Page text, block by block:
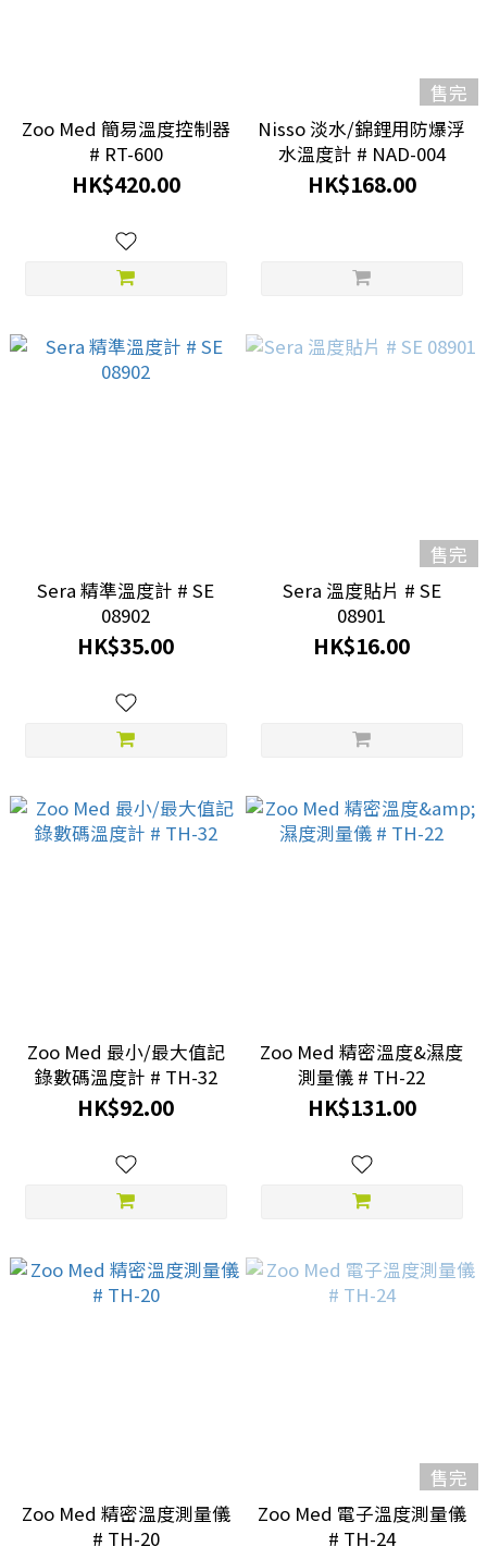
Zoo Med 簡易溫度控制器
# RT-600
HK$420.00
售完
Nisso 淡水/錦鋰用防爆浮
水溫度計 # NAD-004
HK$168.00
Sera 精準溫度計 # SE
08902
HK$35.00
售完
Sera 溫度貼片 # SE
08901
HK$16.00
Zoo Med 最小/最大值記
錄數碼溫度計 # TH-32
HK$92.00
Zoo Med 精密溫度&濕度
測量儀 # TH-22
HK$131.00
Zoo Med 精密溫度測量儀
# TH-20
售完
Zoo Med 電子溫度測量儀
# TH-24